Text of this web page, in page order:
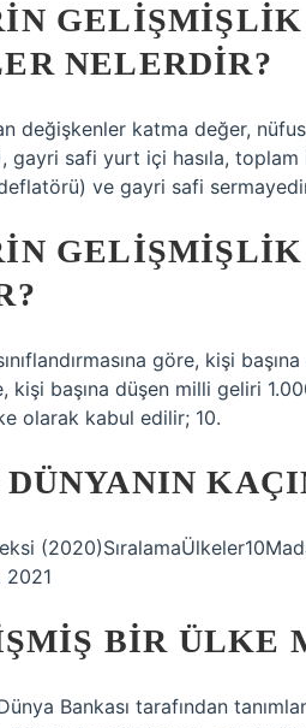
NELERDIR?
değişkenler katma değer,
gayri safi yurt içi hasıla,
ve gayri safi
göre, kişi
kişi başına düşen milli geliri
olarak kabul edilir; 10.
2021
BIR ÜLKE
Bankası tarafından